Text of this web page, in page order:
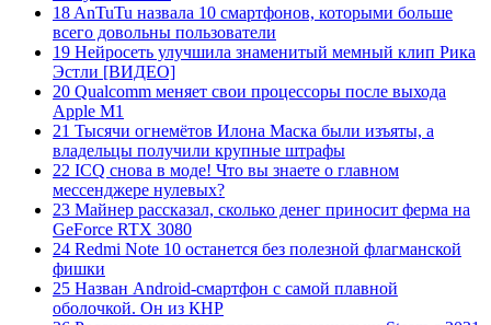
18 AnTuTu назвала 10 смартфонов, которыми больше
всего довольны пользователи
19 Нейросеть улучшила знаменитый мемный клип Рика
Эстли [ВИДЕО]
20 Qualcomm меняет свои процессоры после выхода
Apple M1
21 Тысячи огнемётов Илона Маска были изъяты, а
владельцы получили крупные штрафы
22 ICQ снова в моде! Что вы знаете о главном
мессенджере нулевых?
23 Майнер рассказал, сколько денег приносит ферма на
GeForce RTX 3080
24 Redmi Note 10 останется без полезной флагманской
фишки
25 Назван Android-смартфон с самой плавной
оболочкой. Он из КНР